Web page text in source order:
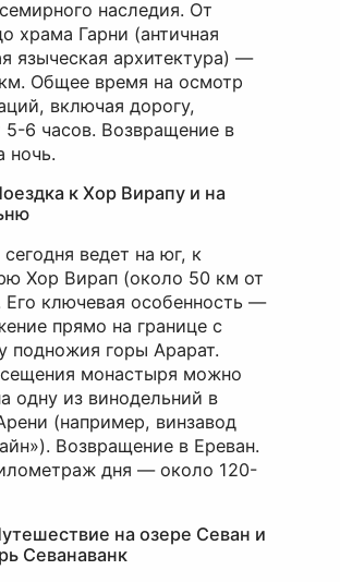
наследия. От
храма Гарни (античная
языческая архитектура) —
Общее время на осмотр
включая дорогу,
5-6 часов. Возвращение в
ночь.
к Хор Вирапу и на
ведет на юг, к
Хор Вирап (около 50 км от
Его ключевая особенность —
прямо на границе с
подножия горы Арарат.
монастыря можно
одну из винодельний в
(например, винзавод
Возвращение в Ереван.
дня — около 120-
на озере Севан и
Севанаванк